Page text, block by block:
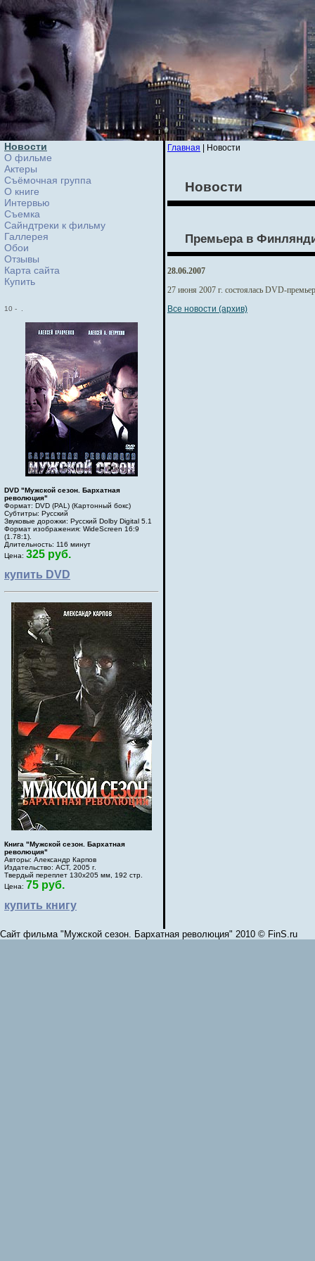
Новости
О фильме
Актеры
Съёмочная группа
О книге
Интервью
Cъемка
Сайндтреки к фильму
Галлерея
Обои
Отзывы
Карта сайта
Купить
10 -
DVD "Мужской сезон. Бархатная
революция"
Формат: DVD (PAL) (Картонный бокс)
Субтитры: Русский
Звуковые дорожки: Русский Dolby Digital 5.1
Формат изображения: WideScreen 16:9
(1.78:1).
Длительность: 116 минут
Цена: 325 руб.
купить DVD
Книга "Мужской сезон. Бархатная
революция"
Авторы: Александр Карпов
Издательство: АСТ, 2005 г.
Твердый переплет 130х205 мм, 192 стр.
Цена: 75 руб.
купить книгу
Главная | Новости
Новости
Премьера в
28.06.2007
27 июня 2007 г. состоялась DVD-
Все новости (архив)
Сайт фильма "Мужской сезон. Бархатная революция" 2010 © FinS.ru